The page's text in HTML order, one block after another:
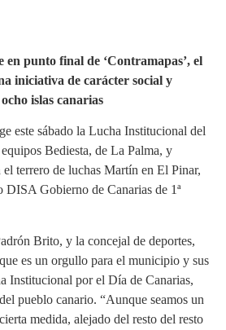
en punto final de ‘Contramapas’, el
iniciativa de carácter social y
islas canarias
este sábado la Lucha Institucional del
Bediesta, de La Palma, y
el terrero de luchas Martín en El Pinar,
DISA Gobierno de Canarias de 1ª
Brito, y la concejal de deportes,
es un orgullo para el municipio y sus
Institucional por el Día de Canarias,
pueblo canario. “Aunque seamos un
medida, alejado del resto del resto